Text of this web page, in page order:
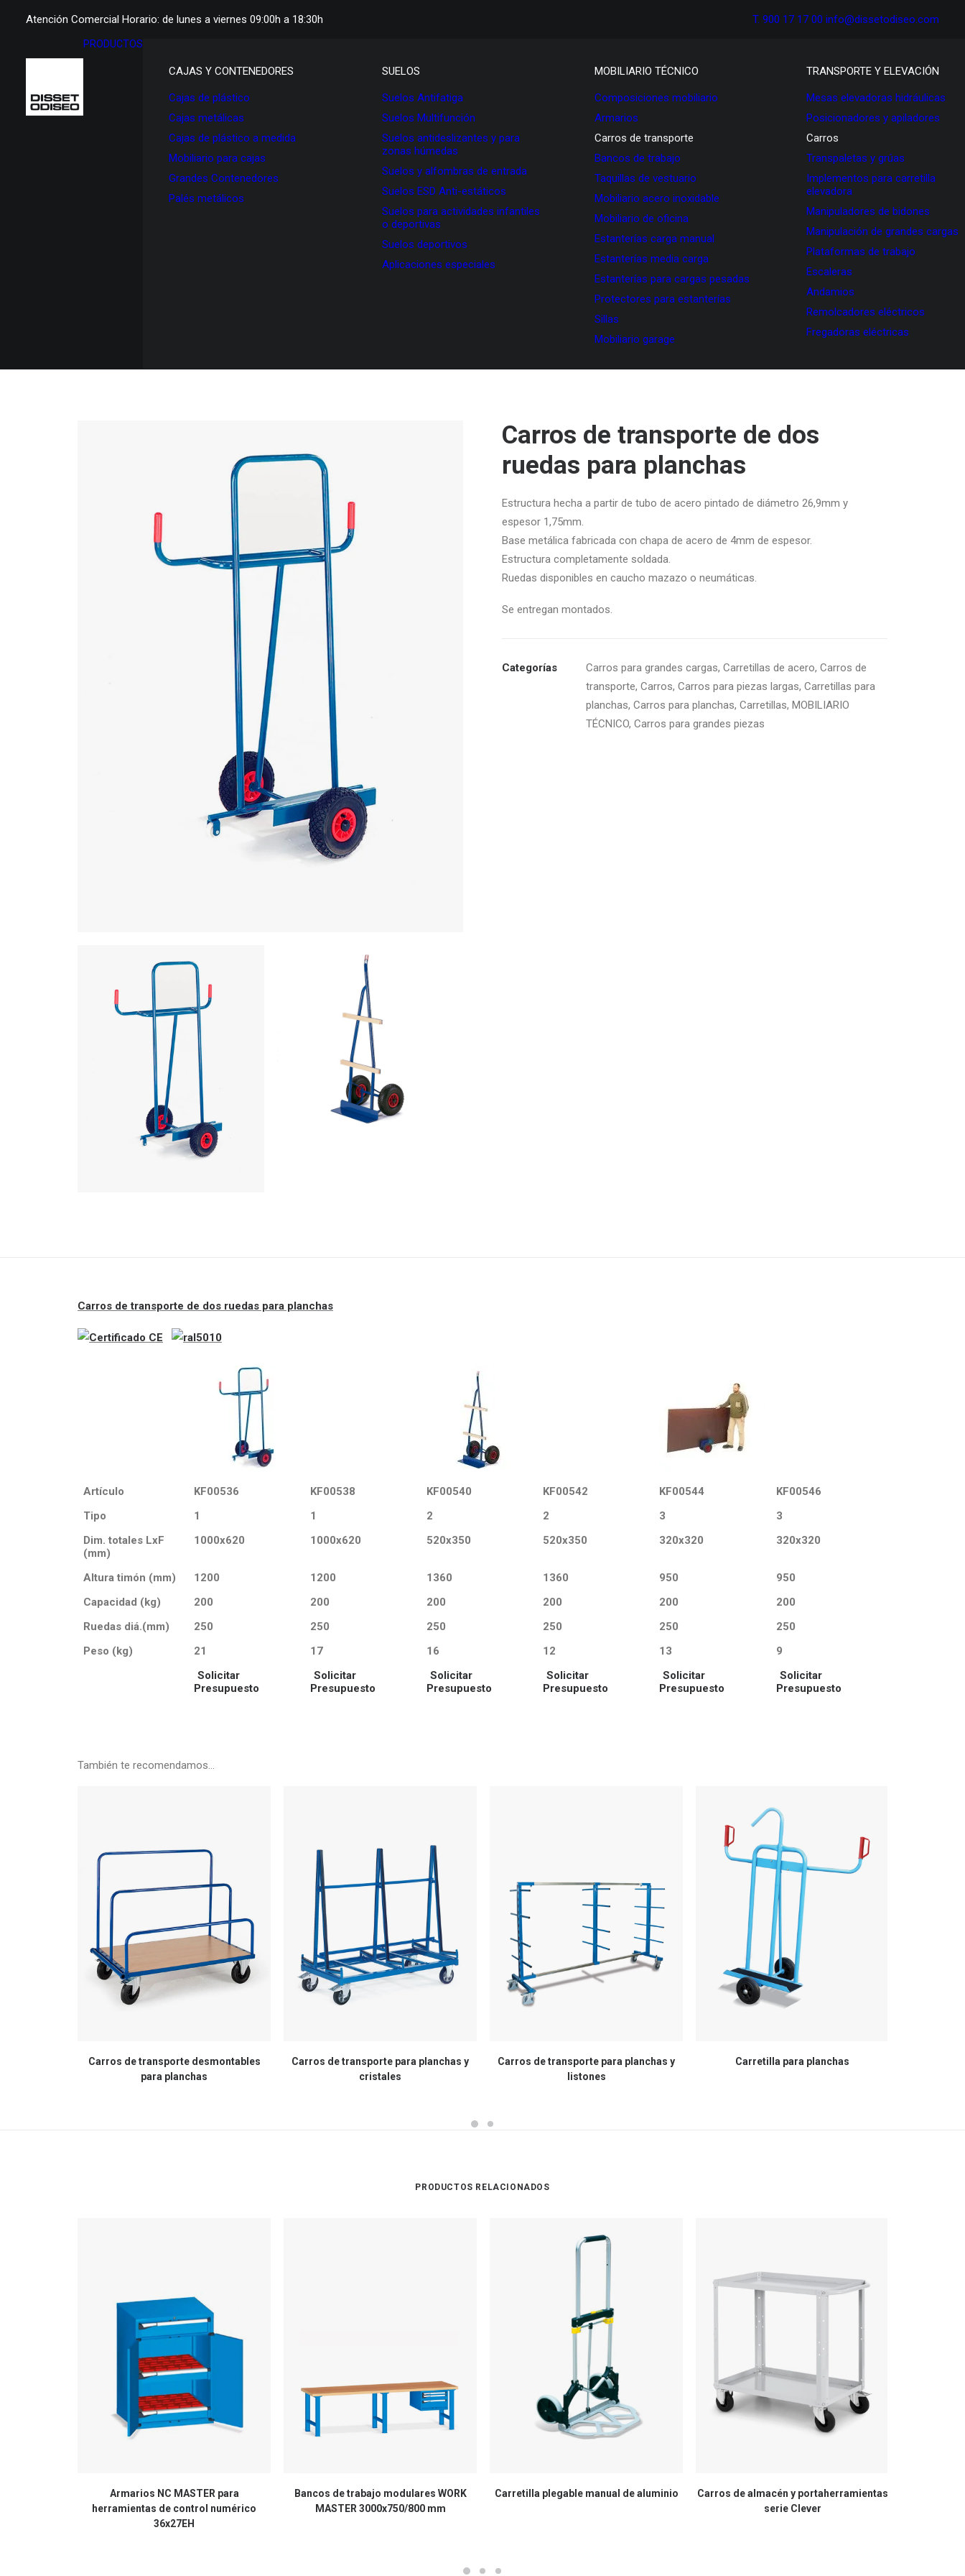
Atención Comercial Horario: de lunes a viernes 09:00h a 18:30h T. 900 17 17 00 info@dissetodiseo.com
PRODUCTOS
CAJAS Y CONTENEDORES
Cajas de plástico
Cajas metálicas
Cajas de plástico a medida
Mobiliario para cajas
Grandes Contenedores
Palés metálicos
SUELOS
Suelos Antifatiga
Suelos Multifunción
Suelos antideslizantes y para
zonas húmedas
Suelos y alfombras de entrada
Suelos ESD Anti-estáticos
Suelos para actividades infantiles
o deportivas
Suelos deportivos
Aplicaciones especiales
MOBILIARIO TÉCNICO
Composiciones mobiliario
Armarios
Carros de transporte
Bancos de trabajo
Taquillas de vestuario
Mobiliario acero inoxidable
Mobiliario de oficina
Estanterías carga manual
Estanterías media carga
Estanterías para cargas pesadas
Protectores para estanterías
Sillas
Mobiliario garage
TRANSPORTE Y ELEVACIÓN
Mesas elevadoras hidráulicas
Posicionadores y apiladores
Carros
Transpaletas y grúas
Implementos para carretilla
elevadora
Manipuladores de bidones
Manipulación de grandes cargas
Plataformas de trabajo
Escaleras
Andamios
Remolcadores eléctricos
Fregadoras eléctricas
Carros de transporte de dos
ruedas para planchas
Estructura hecha a partir de tubo de acero pintado de diámetro 26,9mm y
espesor 1,75mm.
Base metálica fabricada con chapa de acero de 4mm de espesor.
Estructura completamente soldada.
Ruedas disponibles en caucho mazazo o neumáticas.
Se entregan montados.
Categorías Carros para grandes cargas, Carretillas de acero, Carros de
transporte, Carros, Carros para piezas largas, Carretillas para
planchas, Carros para planchas, Carretillas, MOBILIARIO
TÉCNICO, Carros para grandes piezas
Carros de transporte de dos ruedas para planchas
Artículo KF00536 KF00538 KF00540 KF00542 KF00544
KF00546
Tipo
1 1 2 2 3
3
Dim. totales LxF
(mm)
1000x620 1000x620 520x350 520x350 320x320 320x320
Altura timón (mm) 1200 1200 1360 1360 950
950
Capacidad (kg)
200 200 200 200 200
200
Ruedas diá.(mm)
250 250 250 250 250
250
Peso (kg)
21 17 16 12 13
9
Solicitar
Presupuesto
Solicitar
Presupuesto
Solicitar
Presupuesto
Solicitar
Presupuesto
Solicitar
Presupuesto
Solicitar
Presupuesto
También te recomendamos…
Carros de transporte desmontables
para planchas
Carros de transporte para planchas y
cristales
Carros de transporte para planchas y
listones
Carretilla para planchas
PRODUCTOS RELACIONADOS
Armarios NC MASTER para
herramientas de control numérico
36x27EH
Bancos de trabajo modulares WORK
MASTER 3000x750/800 mm
Carretilla plegable manual de aluminio
Carros de almacén y portaherramientas
serie Clever